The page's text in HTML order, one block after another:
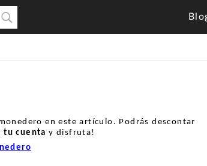
en este artículo. Podrás descontar
tu cuenta y disfruta!